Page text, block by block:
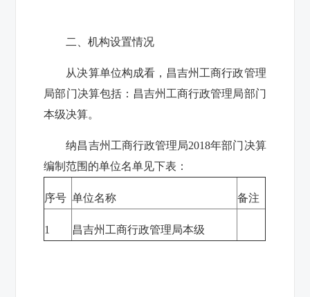
二、机构设置情况
从决算单位构成看， 昌吉州 工商行政管理
局部门决算包括： 昌吉州 工商行政管理局部门
本级决算。
纳昌吉州 工商行政管理局2018年部门决算
编制范围的单位名单见下表：
序号 单位名称 备注
1 昌吉州 工商行政管理局本级